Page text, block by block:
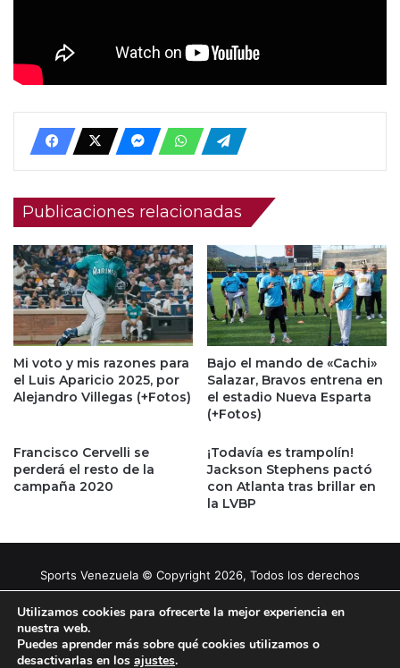
Publicaciones relacionadas
Mi voto y mis razones para
el Luis Aparicio 2025, por
Alejandro Villegas (+Fotos)
Bajo el mando de «Cachi»
Salazar, Bravos entrena en
el estadio Nueva Esparta
(+Fotos)
Francisco Cervelli se
perderá el resto de la
campaña 2020
¡Todavía es trampolín!
Jackson Stephens pactó
con Atlanta tras brillar en
la LVBP
Sports Venezuela © Copyright 2026, Todos los derechos
Facebook
X YouTubeInstagram
Utilizamos cookies para ofrecerte la mejor experiencia en
nuestra web.
Puedes aprender más sobre qué cookies utilizamos o
desactivarlas en los ajustes.